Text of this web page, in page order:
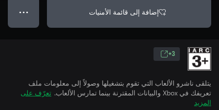
إضافة إلى قائمة الأمنيات ● ● ●
3+
يتلقى ناشرو الألعاب التي تقوم بتشغيلها وصولاً إلى معلومات ملف
تعريفك في Xbox والبيانات المقترنة بينما تمارس الألعاب.
تعرّف على
المزيد